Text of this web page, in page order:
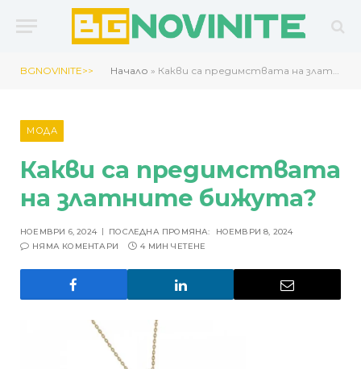
BGNOVINITE>> Начало » Какви са предимствата на златните бижута?
МОДА
Какви са предимствата
на златните бижута?
НОЕМВРИ 6, 2024 ПОСЛЕДНА ПРОМЯНА:
НОЕМВРИ 8, 2024
НЯМА КОМЕНТАРИ
4 МИН ЧЕТЕНЕ